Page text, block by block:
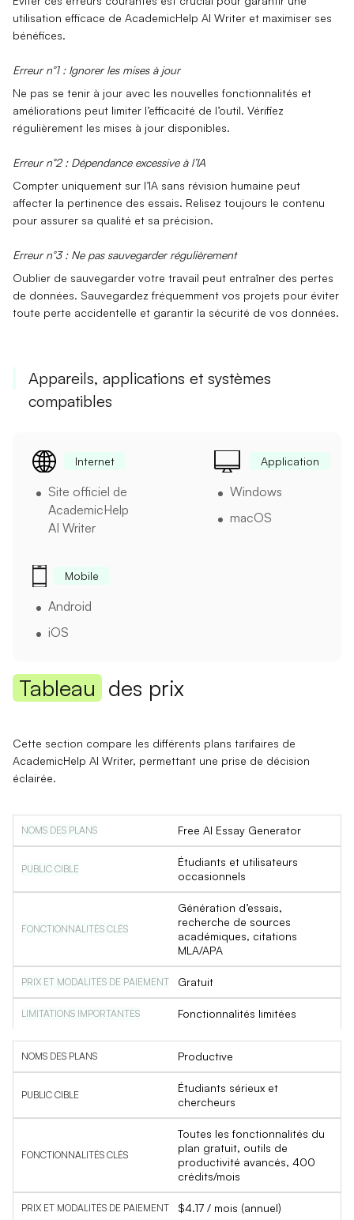
utilisation efficace de AcademicHelp AI Writer et maximiser ses
bénéfices.
Erreur n°1 : Ignorer les mises à jour
Ne pas se tenir à jour avec les nouvelles fonctionnalités et
améliorations peut limiter l’efficacité de l’outil. Vérifiez
régulièrement les mises à jour disponibles.
Erreur n°2 : Dépendance excessive à l’IA
Compter uniquement sur l’IA sans révision humaine peut
affecter la pertinence des essais. Relisez toujours le contenu
pour assurer sa qualité et sa précision.
Erreur n°3 : Ne pas sauvegarder régulièrement
Oublier de sauvegarder votre travail peut entraîner des pertes
de données. Sauvegardez fréquemment vos projets pour éviter
toute perte accidentelle et garantir la sécurité de vos données.
Appareils, applications et systèmes
compatibles
Internet
Site officiel de
AcademicHelp
AI Writer
Application
Windows
macOS
Mobile
Android
iOS
Tableau des prix
Cette section compare les différents plans tarifaires de
AcademicHelp AI Writer, permettant une prise de décision
éclairée.
Free AI Essay Generator
Étudiants et utilisateurs
occasionnels
Génération d’essais,
recherche de sources
académiques, citations
MLA/APA
Gratuit
Fonctionnalités limitées
Productive
Étudiants sérieux et
chercheurs
Toutes les fonctionnalités du
plan gratuit, outils de
productivité avancés, 400
crédits/mois
$4.17 / mois (annuel)